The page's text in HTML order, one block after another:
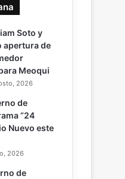
Soto y
apertura de
Meoqui
2026
de
“24
Nuevo este
2026
de